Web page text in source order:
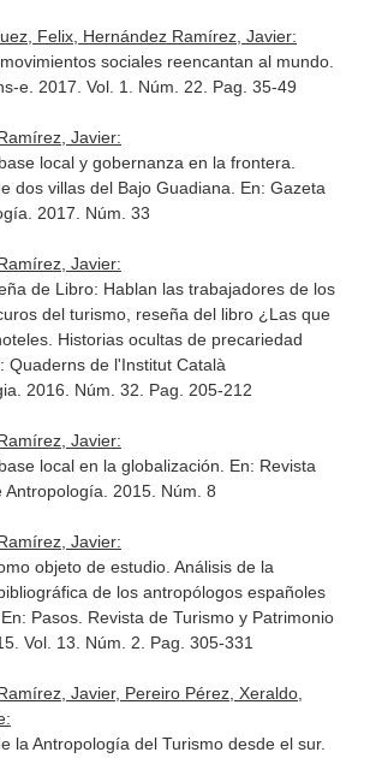
Felix, Hernández Ramírez, Javier:
sociales reencantan al mundo.
e. 2017. Vol. 1. Núm. 22. Pag. 35-49
Javier:
local y gobernanza en la frontera.
dos villas del Bajo Guadiana. En: Gazeta
. 2017. Núm. 33
Javier:
de Libro: Hablan las trabajadores de los
del turismo, reseña del libro ¿Las que
Historias ocultas de precariedad
Quaderns de l'Institut Català
. 2016. Núm. 32. Pag. 205-212
Javier:
local en la globalización. En: Revista
Antropología . 2015. Núm. 8
Javier:
objeto de estudio. Análisis de la
de los antropólogos españoles
En: Pasos. Revista de Turismo y Patrimonio
Vol. 13. Núm. 2. Pag. 305-331
Javier, Pereiro Pérez, Xeraldo,
la Antropología del Turismo desde el sur.